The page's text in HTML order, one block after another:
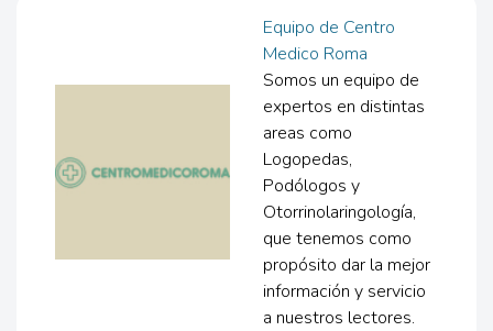
Equipo de Centro
Medico Roma
Somos un equipo de
expertos en distintas
areas como
Logopedas,
Podólogos y
Otorrinolaringología,
que tenemos como
propósito dar la mejor
información y servicio
a nuestros lectores.